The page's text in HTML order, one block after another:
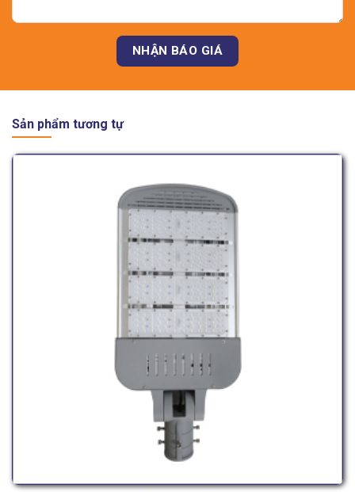
Sản phẩm tương tự